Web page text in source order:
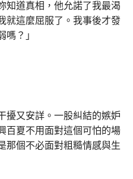
知道真相，他允諾了我最渴
就這麼屈服了。我事後才發
？」
擾又安詳。一股糾結的嫉妒
百夏不用面對這個可怕的場
那個不必面對粗糙情感與生